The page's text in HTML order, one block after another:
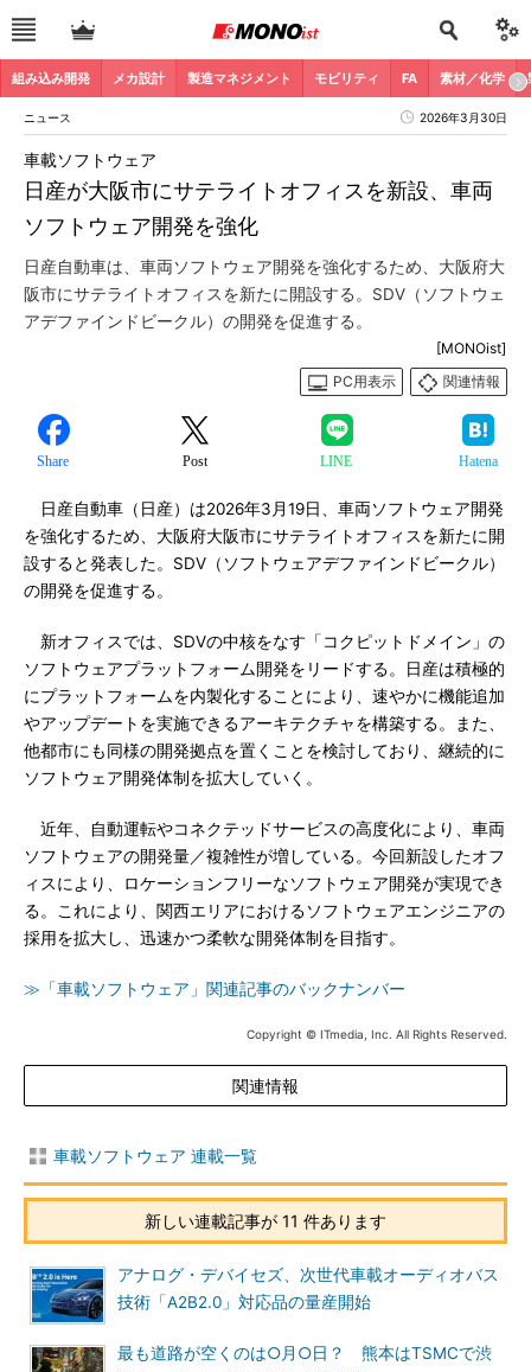
組み込み開発 メカ設計 製造マネジメント モビリティ FA 素材／化学
ニュース 2026年3月30日
日産が大阪市にサテライトオフィスを新設、車両
ソフトウェア開発を強化
車載ソフトウェア
日産自動車は、車両ソフトウェア開発を強化するため、大阪府大
阪市にサテライトオフィスを新たに開設する。SDV（ソフトウェ
アデファインドビークル）の開発を促進する。
[MONOist]
PC用表示
関連情報
Share Post LINE Hatena
日産自動車（日産）は2026年3月19日、車両ソフトウェア開発
を強化するため、大阪府大阪市にサテライトオフィスを新たに開
設すると発表した。SDV（ソフトウェアデファインドビークル）
の開発を促進する。
新オフィスでは、SDVの中核をなす「コクピットドメイン」の
ソフトウェアプラットフォーム開発をリードする。日産は積極的
にプラットフォームを内製化することにより、速やかに機能追加
やアップデートを実施できるアーキテクチャを構築する。また、
他都市にも同様の開発拠点を置くことを検討しており、継続的に
ソフトウェア開発体制を拡大していく。
近年、自動運転やコネクテッドサービスの高度化により、車両
ソフトウェアの開発量／複雑性が増している。今回新設したオフ
ィスにより、ロケーションフリーなソフトウェア開発が実現でき
る。これにより、関西エリアにおけるソフトウェアエンジニアの
採用を拡大し、迅速かつ柔軟な開発体制を目指す。
≫「車載ソフトウェア」関連記事のバックナンバー
Copyright © ITmedia, Inc. All Rights Reserved.
関連情報
車載ソフトウェア 連載一覧
新しい連載記事が 11 件あります
アナログ・デバイセズ、次世代車載オーディオバス
技術「A2B2.0」対応品の量産開始
最も道路が空くのは○月○日？ 熊本はTSMCで渋